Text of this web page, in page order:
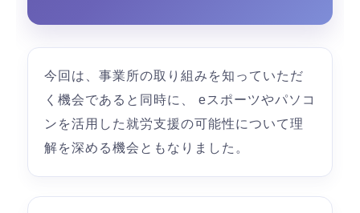
今回は、事業所の取り組みを知っていただ
く機会であると同時に、 eスポーツやパソコ
ンを活用した就労支援の可能性について理
解を深める機会ともなりました。